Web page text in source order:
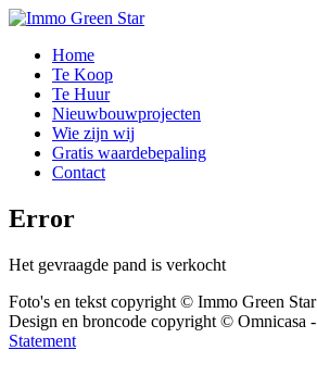
Home
Te Koop
Te Huur
Nieuwbouwprojecten
Wie zijn wij
Gratis waardebepaling
Contact
Error
Het gevraagde pand is verkocht
Foto's en tekst copyright © Immo Green Star
Design en broncode copyright © Omnicasa -
Statement